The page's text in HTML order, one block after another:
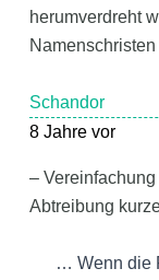
herumverdreht
Schandor
8 Jahre vor
–
Abtreibung
… Wenn die